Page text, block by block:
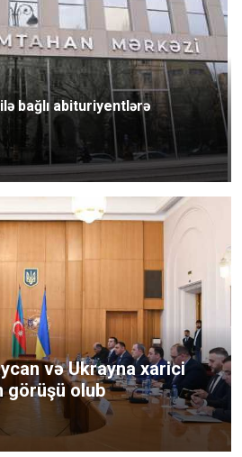
bağlı abituriyentlərə
və Ukrayna xarici
görüşü olub